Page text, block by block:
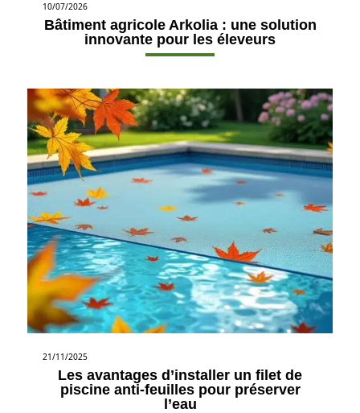
10/07/2026
Bâtiment agricole Arkolia : une solution
innovante pour les éleveurs
21/11/2025
Les avantages d’installer un filet de
piscine anti-feuilles pour préserver
l’eau